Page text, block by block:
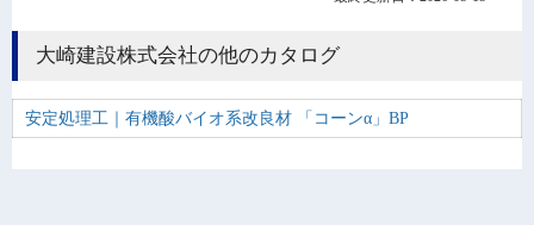
大崎建設株式会社の他のカタログ
安定処理工｜有機酸バイオ系改良材 「コーンα」BP